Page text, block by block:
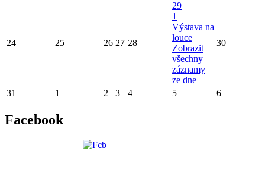
24 25 26 27 28
29
1
Výstava na
louce
Zobrazit
všechny
záznamy
ze dne
30
31 1 2 3 4 5 6
Facebook